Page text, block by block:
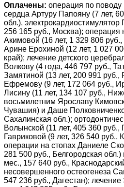
Оплачены: операция по поводу
сердца Артуру Папояну (7 лет,
обл.),
256 165 руб., Москва);
Акимовой (16 лет, 1 329 806 руб.,
Арине Ерохиной (12 лет, 1 027
край); лечение детского
Волкову (4 года, 446 797 руб.,
Замятиной (13 лет, 200 991
Ефремову (9 лет, 172 064 руб.,
Лисину (11 лет, 134 107 руб.,
восьмилетним Ярославу
Чувашия) и Даше
Сахалинская обл.);
Волынской (11 лет, 405 360
Гавриковой (9 лет, 326 540 руб.,
операции на стопах Даниеле
281 500 руб., Белгородская
мес., 157 640 руб.,
несовершенного остеогенеза
547 236 руб., Дагестан);